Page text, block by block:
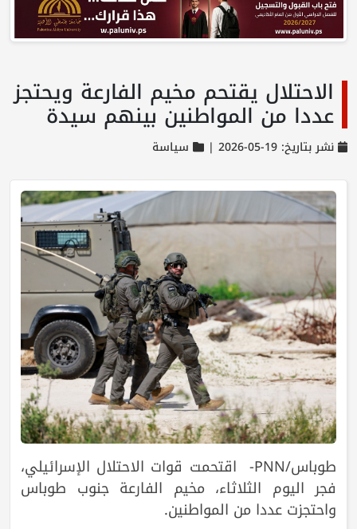
الاحتلال يقتحم مخيم الفارعة ويحتجز
عددا من المواطنين بينهم سيدة
نشر بتاريخ: 19-05-2026 | سياسة
طوباس/PNN- اقتحمت قوات الاحتلال الإسرائيلي،
فجر اليوم الثلاثاء، مخيم الفارعة جنوب طوباس
واحتجزت عددا من المواطنين.